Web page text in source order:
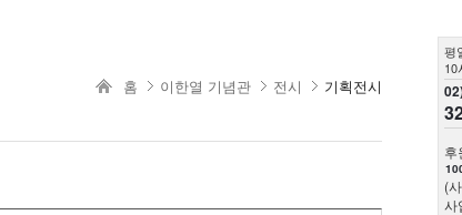
평
10
후
(
사
홈 이한열 기념관 전시 기획전시